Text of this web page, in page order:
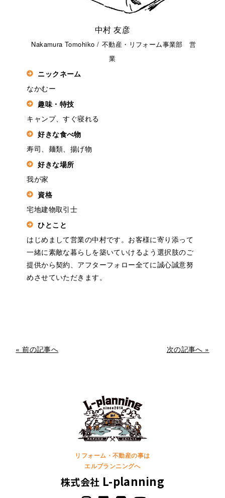
中村 友彦
Nakamura Tomohiko / 不動産・リフォーム事業部 営
業
ニックネーム
なかむー
趣味・特技
キャンプ、すぐ寝れる
好きな食べ物
寿司、麺類、揚げ物
好きな場所
我が家
資格
宅地建物取引士
ひとこと
はじめまして営業の中村です。お客様に寄り添って
一緒に素敵な暮らしを築いていけるよう選択肢のご
提供から契約、アフターフォロー全てに誠心誠意努
めさせていただきます。
« 前の記事へ 次の記事へ »
リフォーム・不動産の事は
エルプランニングへ
株式会社 L-planning